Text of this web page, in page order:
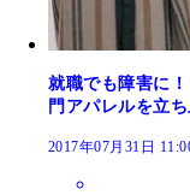
就職でも障害に
門アパレルを立
2017年07月31日